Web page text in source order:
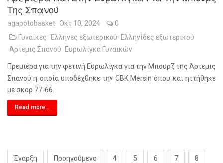
Της Σπανού
agapotobasket Οκτ 10, 2024
0
Γυναίκες Έλληνες εξωτερικού
Ελληνίδες εξωτερικού
Άρτεμις Σπανού
Ευρωλίγκα Γυναικών
Πρεμιέρα για την φετινή Ευρωλίγκα για την Μπουρζ της Άρτεμις
Σπανού η οποία υποδέχθηκε την CBK Mersin όπου και ηττήθηκε
με σκορ 77-66.
Read more...
Έναρξη Προηγούμενο 4 5 6 7 8